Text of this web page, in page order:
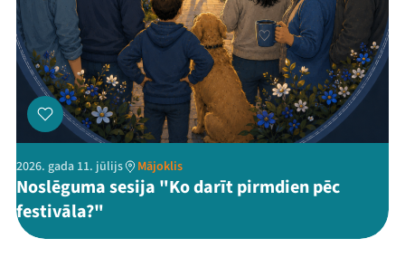
2026. gada 11. jūlijs Mājoklis
Noslēguma sesija "Ko darīt pirmdien pēc
festivāla?"